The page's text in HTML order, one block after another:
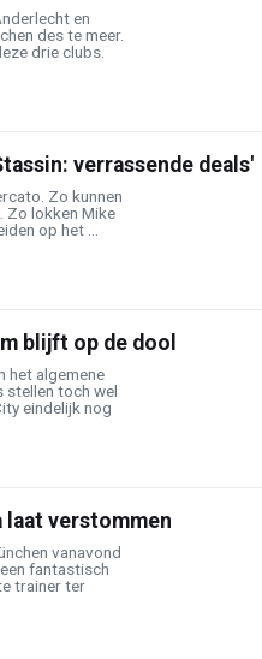
en
des te meer.
drie clubs.
verrassende deals'
Zo kunnen
Zo lokken Mike
op het ...
blijft op de dool
het algemene
stellen toch wel
eindelijk nog
laat verstommen
vanavond
fantastisch
trainer ter